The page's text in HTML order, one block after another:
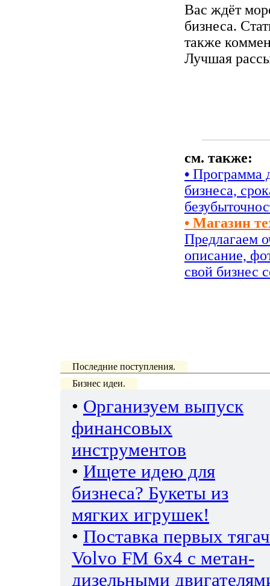
Вас ждёт
бизнеса.
также
Лучшая
см. также:
• Программа
бизнеса,
• Магазин
Предлагаем
описание,
свой бизнес
Последние поступления.
Бизнес идеи.
• Организуем выпуск
финансовых
инструментов
• Ищете идею для
бизнеса? Букеты из
мягких игрушек!
• Поставка первых
Volvo FM 6х4 с метан-
дизельными